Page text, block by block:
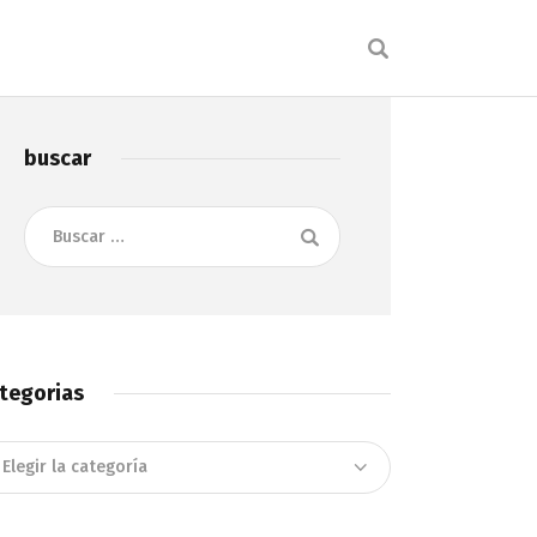
buscar
Buscar: